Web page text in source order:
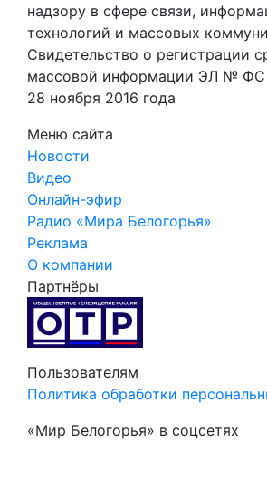
надзору в сфере связи,
технологий и массовых
Свидетельство о регистрации
массовой информации ЭЛ № ФС
28 ноября 2016 года
Меню сайта
Новости
Видео
Онлайн-эфир
Радио «Мира Белогорья»
Реклама
О компании
Партнёры
Пользователям
Политика обработки
«Мир Белогорья» в соцсетях